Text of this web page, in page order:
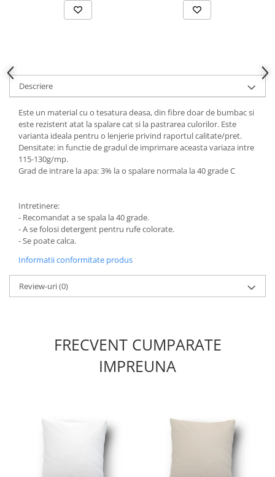
Descriere
Este un material cu o tesatura deasa, din fibre doar de bumbac si
este rezistent atat la spalare cat si la pastrarea culorilor. Este
varianta ideala pentru o lenjerie privind raportul calitate/pret.
Densitate: in functie de gradul de imprimare aceasta variaza intre
115-130g/mp.
Grad de intrare la apa: 3% la o spalare normala la 40 grade C
Intretinere:
- Recomandat a se spala la 40 grade.
- A se folosi detergent pentru rufe colorate.
- Se poate calca.
Informatii conformitate produs
Review-uri(0)
FRECVENT CUMPARATE
IMPREUNA